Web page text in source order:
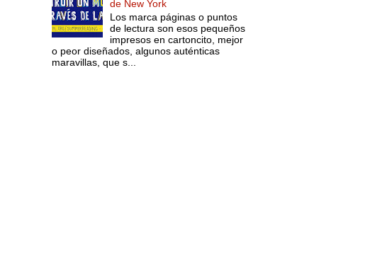
de New York
Los marca páginas o puntos
de lectura son esos pequeños
impresos en cartoncito, mejor
o peor diseñados, algunos auténticas
maravillas, que s...